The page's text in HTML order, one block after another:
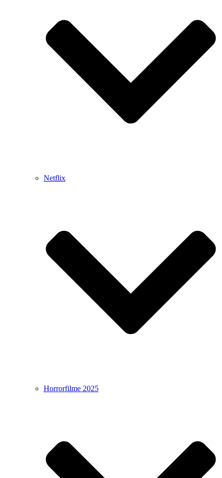
Netflix
Horrorfilme 2025